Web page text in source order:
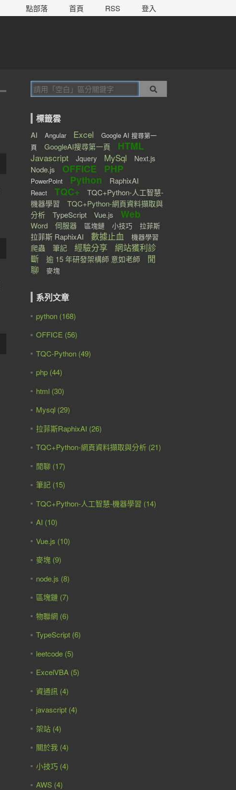
點部落 首頁 RSS 登入
標籤雲
AI Angular Excel
Google AI 搜尋第一
頁
GoogleAI搜尋第一頁 HTML
Javascript Jquery MySql Next.js
Node.js OFFICE PHP
PowerPoint Python RaphixAI
React TQC+
TQC+Python-人工智慧-
機器學習
TQC+Python-網頁資料擷取與
分析
TypeScript Vue.js Web
Word 伺服器 區塊鏈 小技巧 拉菲斯
拉菲斯 RaphixAI 數據止血 機器學習
爬蟲 筆記 經驗分享
網站獲利診
斷
逾 15 年研發架構師 意如老師
閒
聊
麥塊
系列文章
python (168)
OFFICE (56)
TQC-Python (49)
php (44)
html (30)
Mysql (29)
拉菲斯RaphixAI (26)
TQC+Python-網頁資料擷取與分析 (21)
閒聊 (17)
筆記 (15)
TQC+Python-人工智慧-機器學習 (14)
AI (10)
Vue.js (10)
麥塊 (9)
node.js (8)
區塊鏈 (7)
物聯網 (6)
TypeScript (6)
leetcode (5)
ExcelVBA (5)
資通訊 (4)
javascript (4)
架站 (4)
關於我 (4)
小技巧 (4)
AWS (4)